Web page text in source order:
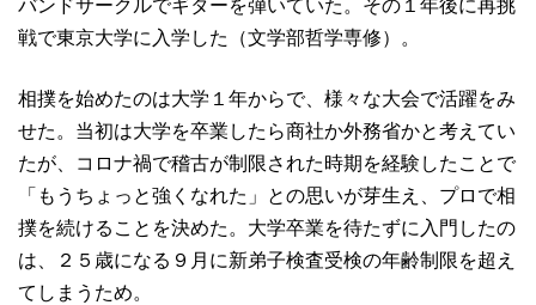
戦で東京大学に入学した（文学部哲学専修）。
相撲を始めたのは大学１年からで、様々な大会で活躍をみ
せた。当初は大学を卒業したら商社か外務省かと考えてい
たが、コロナ禍で稽古が制限された時期を経験したことで
「もうちょっと強くなれた」との思いが芽生え、プロで相
撲を続けることを決めた。大学卒業を待たずに入門したの
は、２５歳になる９月に新弟子検査受検の年齢制限を超え
てしまうため。